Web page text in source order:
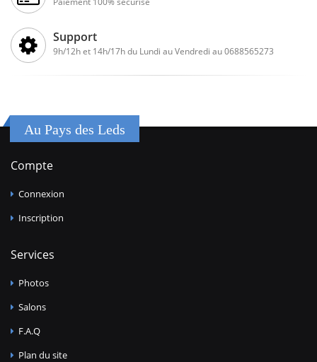
Support
9h/12h et 14h/17h du Lundi au Vendredi au 0688565273
Au Pays des Leds
Compte
Connexion
Inscription
Services
Photos
Salons
F.A.Q
Plan du site